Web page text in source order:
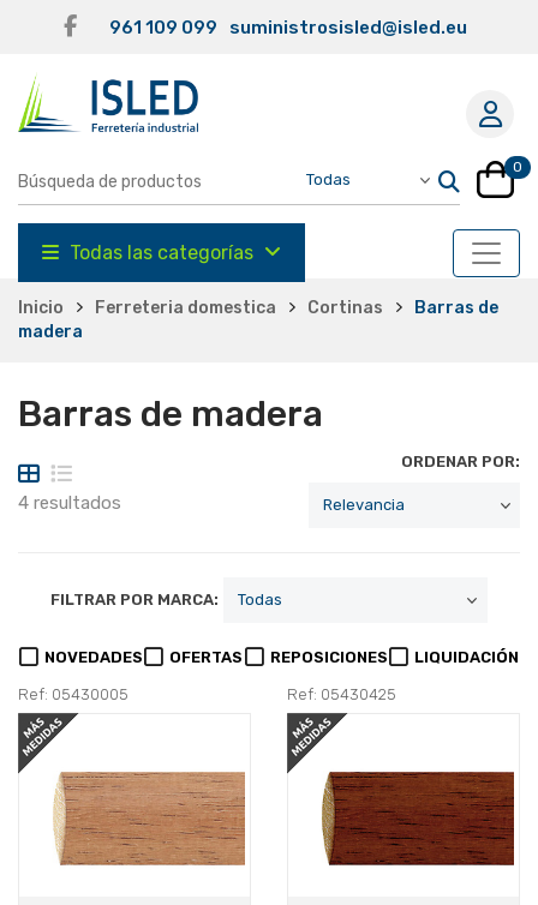
961 109 099 suministrosisled@isled.eu
0
Todas las categorías
Inicio Ferreteria domestica Cortinas
Barras de
madera
Barras de madera
4 resultados
ORDENAR POR:
FILTRAR POR MARCA:
NOVEDADES OFERTAS REPOSICIONES LIQUIDACIÓN
Ref: 05430005 Ref: 05430425